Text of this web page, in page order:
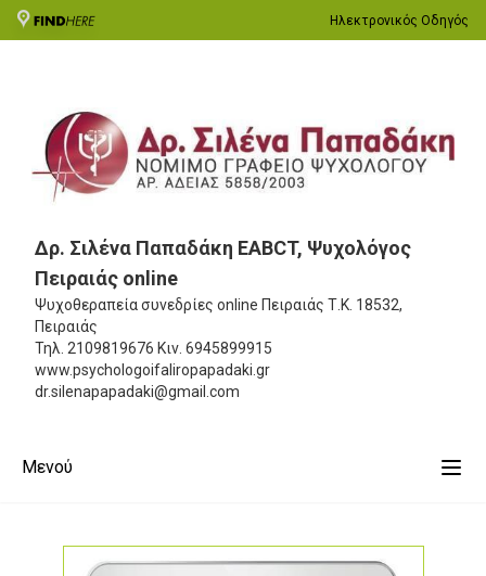
Ηλεκτρονικός Οδηγός
Δρ. Σιλένα Παπαδάκη EABCT, Ψυχολόγος
Πειραιάς online
Ψυχοθεραπεία συνεδρίες online Πειραιάς Τ.Κ. 18532,
Πειραιάς
Τηλ. 2109819676 Κιν. 6945899915
www.psychologoifaliropapadaki.gr
dr.silenapapadaki@gmail.com
Μενού